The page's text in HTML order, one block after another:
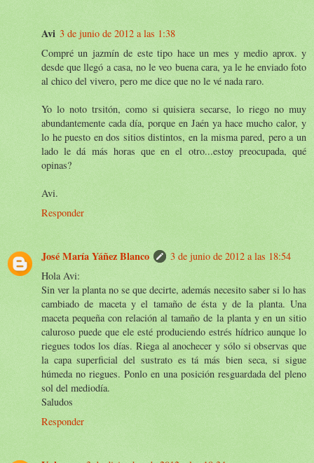
Avi 3 de junio de 2012 a las 1:38
Compré un jazmín de este tipo hace un mes y medio aprox. y
desde que llegó a casa, no le veo buena cara, ya le he enviado foto
al chico del vivero, pero me dice que no le vé nada raro.
Yo lo noto trsitón, como si quisiera secarse, lo riego no muy
abundantemente cada día, porque en Jaén ya hace mucho calor, y
lo he puesto en dos sitios distintos, en la misma pared, pero a un
lado le dá más horas que en el otro...estoy preocupada, qué
opinas?
Avi.
Responder
José María Yáñez Blanco
3 de junio de 2012 a las 18:54
Hola Avi:
Sin ver la planta no se que decirte, además necesito saber si lo has
cambiado de maceta y el tamaño de ésta y de la planta. Una
maceta pequeña con relación al tamaño de la planta y en un sitio
caluroso puede que ele esté produciendo estrés hídrico aunque lo
riegues todos los días. Riega al anochecer y sólo si observas que
la capa superficial del sustrato es tá más bien seca, si sigue
húmeda no riegues. Ponlo en una posición resguardada del pleno
sol del mediodía.
Saludos
Responder